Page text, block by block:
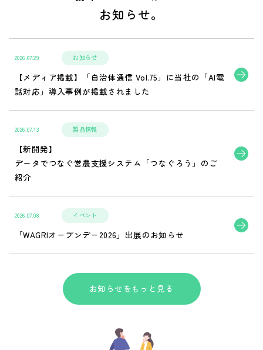
お知らせ。
2026.07.29 お知らせ
【メディア掲載】「自治体通信 Vol.75」に当社の「AI電
話対応」導入事例が掲載されました
2026.07.13 製品情報
【新開発】
データでつなぐ営農支援システム「つなぐろう」のご
紹介
2026.07.08 イベント
「WAGRIオープンデー2026」出展のお知らせ
お知らせをもっと見る